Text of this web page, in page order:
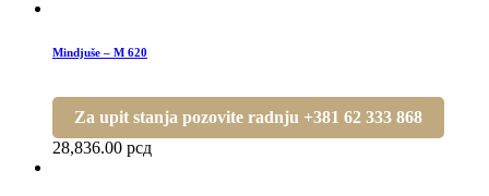
Mindjuše – M 620
Za upit stanja pozovite radnju +381 62 333 868
28,836.00 рсд